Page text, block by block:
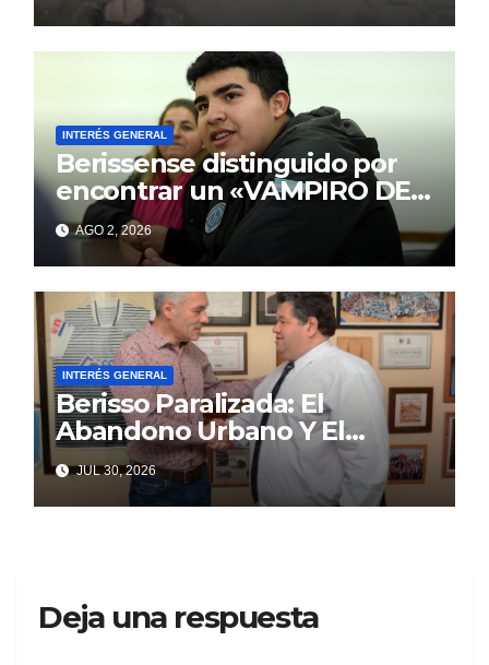
INTERÉS GENERAL
Berissense distinguido por
encontrar un «VAMPIRO DE
MAR»
AGO 2, 2026
INTERÉS GENERAL
Berisso Paralizada: El
Abandono Urbano Y El
Despilfarro Político Repiten
Una Vieja Historia De
Ineficiencia
JUL 30, 2026
Deja una respuesta